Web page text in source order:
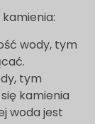
wody, tym
tym
kamienia
woda jest